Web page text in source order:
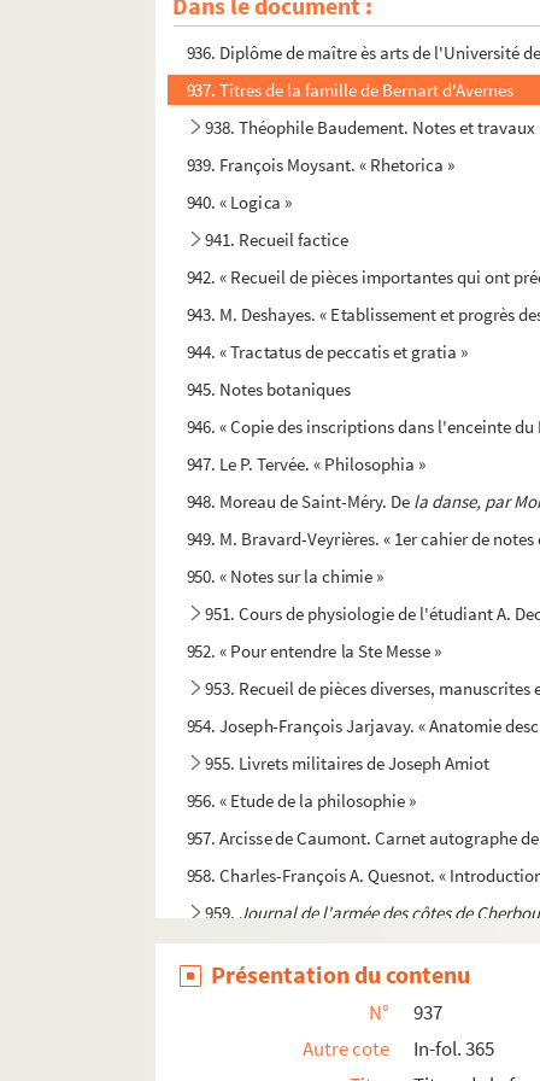
935. Inondations de Caen, 1860. Dossier
936. Diplôme de maître ès arts de l'Université
937. Titres de la famille de Bernart d'Avernes
938. Théophile Baudement. Notes et
939. François Moysant. « Rhetorica »
940. « Logica »
941. Recueil factice
942. « Recueil de pièces importantes qui ont
943. M. Deshayes. « Etablissement et progrès
944. « Tractatus de peccatis et gratia »
945. Notes botaniques
946. « Copie des inscriptions dans l'enceinte
947. Le P. Tervée. « Philosophia »
948. Moreau de Saint-Méry. De la danse, par
949. M. Bravard-Veyrières. « 1er cahier de
950. « Notes sur la chimie »
951. Cours de physiologie de l'étudiant A.
952. « Pour entendre la Ste Messe »
953. Recueil de pièces diverses, manuscrites
954. Joseph-François Jarjavay. « Anatomie
955. Livrets militaires de Joseph Amiot
956. « Etude de la philosophie »
957. Arcisse de Caumont. Carnet autographe
958. Charles-François A. Quesnot. «
959. Journal de l'armée des côtes de
960. A. Letellier. « Victimes de l'Amour. Drame
961. Dossier Albert-Emile Sorel
962. Paul Houdan. « Histoire du 236e
963. Fernand Gaudu.Jean-Louis Fiquet de
Présentation du contenu
N°
937
Autre cote
In-fol. 365